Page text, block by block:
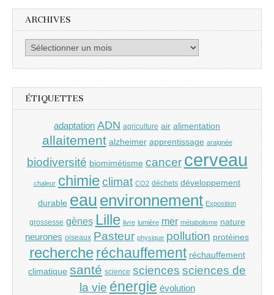
ARCHIVES
Archives
ÉTIQUETTES
adaptation ADN agriculture air alimentation
allaitement alzheimer apprentissage araignée
biodiversité biomimétisme cancer cerveau
chaleur chimieclimat CO2 déchets développement
durable eau environnement Exposition
grossesse gènes Lille livre lumière mer métabolisme nature
neurones oiseaux Pasteur physique pollution protéines
recherche réchauffement réchauffement
climatique santé science sciences sciences de
la vie énergie évolution